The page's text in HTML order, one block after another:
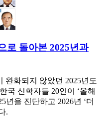
로 돌아본 2025년과
완화되지 않았던 2025년도
국 신학자들 20인이 ‘올해
년을 진단하고 2026년 ‘더
.